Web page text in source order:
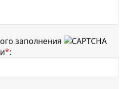
заполнения
*: